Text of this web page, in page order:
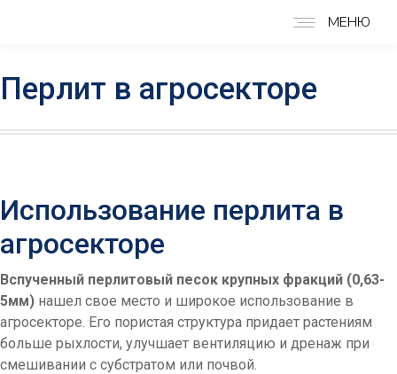
МЕНЮ
Перлит в агросекторе
Использование перлита в
агросекторе
Вспученный перлитовый песок крупных фракций (0,63-
5мм) нашел свое место и широкое использование в
агросекторе. Его пористая структура придает растениям
больше рыхлости, улучшает вентиляцию и дренаж при
смешивании с субстратом или почвой.